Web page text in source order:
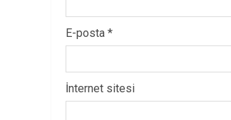
E-posta *
İnternet sitesi